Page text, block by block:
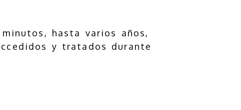
hasta varios años,
y tratados durante